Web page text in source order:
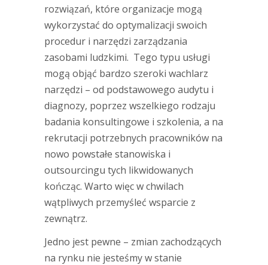
rozwiązań, które organizacje mogą
wykorzystać do optymalizacji swoich
procedur i narzędzi zarządzania
zasobami ludzkimi. Tego typu usługi
mogą objąć bardzo szeroki wachlarz
narzędzi – od podstawowego audytu i
diagnozy, poprzez wszelkiego rodzaju
badania konsultingowe i szkolenia, a na
rekrutacji potrzebnych pracowników na
nowo powstałe stanowiska i
outsourcingu tych likwidowanych
kończąc. Warto więc w chwilach
wątpliwych przemyśleć wsparcie z
zewnątrz.
Jedno jest pewne – zmian zachodzących
na rynku nie jesteśmy w stanie